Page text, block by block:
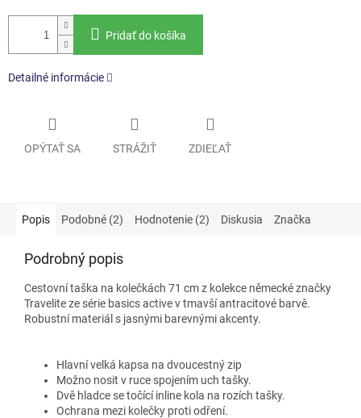
Pridať do košíka
Detailné informácie
OPÝTAŤ SA STRÁŽIŤ ZDIEĽAŤ
Popis Podobné (2) Hodnotenie (2) Diskusia Značka
Podrobný popis
Cestovní taška na kolečkách 71 cm z kolekce německé značky
Travelite ze série basics active v tmavší antracitové barvě.
Robustní materiál s jasnými barevnými akcenty.
Hlavní velká kapsa na dvoucestný zip
Možno nosit v ruce spojením uch tašky.
Dvě hladce se točící inline kola na rozích tašky.
Ochrana mezi kolečky proti odření.